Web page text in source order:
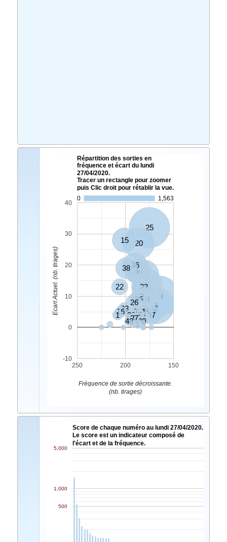
Répartition des sorties en
fréquence et écart du lundi
27/04/2020.
Tracer un rectangle pour zoomer
puis Clic droit pour rétablir la vue.
0
1,563
25
39
8
20
34
46
12
42
44
4
15
21
32
36
18
38
2
47
35
17
22
26
48
31
3
5
23
45
9
16 27
33
1 728
30
37
40
43 6
250 200 150
-10
0
10
20
30
40
Fréquence de sortie décroissante.
(nb. tirages)
Ecart Actuel. (nb. tirages)
Score de chaque numéro au lundi 27/04/2020.
Le score est un indicateur composé de
l'écart et de la fréquence.
500
1,000
5,000